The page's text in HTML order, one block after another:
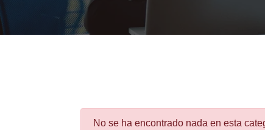
No se ha encontrado nada en esta